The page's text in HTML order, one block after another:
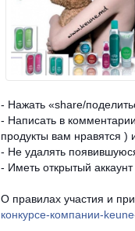
- Нажать «share/
- Написать в
продукты вам нравятся )
- Не удалять
- Иметь открытый
О правилах участия и
конкурсе-компании-